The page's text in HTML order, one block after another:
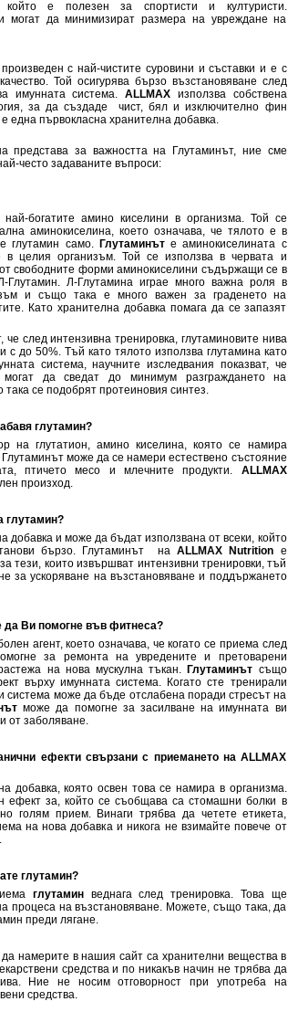
който е полезен за спортисти и културисти.
могат да минимизират размера на увреждане на
с най-чистите суровини и съставки и е с
Той осигурява бързо възстановяване след
имунната система.ALLMAX използва собствена
за да създаде чист, бял и изключително фин
една първокласна хранителна добавка.
представа за важността на Глутаминът, ние сме
често задаваните въпроси:
богатите амино киселини в организма. Той се
аминокиселина, което означава, че тялото е в
глутамин само.Глутаминъте аминокиселината с
в целия организъм. Той се използва в червата и
свободните форми аминокиселини съдържащи се в
Глутамин. Л-Глутамина играе много важна роля в
и също така е много важен за граденето на
Като хранителна добавка помага да се запазят
че след интензивна тренировка, глутаминовите нива
с до 50%. Тъй като тялото използва глутамина като
система, научните изследвания показват, че
могат да сведат до минимум разграждането на
така се подобрят протеиновия синтез.
глутамин?
на глутатион, амино киселина, която се намира
Глутаминът може да се намери естествено състояние
птичето месо и млечните продукти. ALLMAX
произход.
глутамин?
добавка и може да бъдат използвана от всеки, който
бързо. Глутаминът на ALLMAX Nutrition е
тези, които извършват интензивни тренировки, тъй
за ускоряване на възстановяване и поддържането
да Ви помогне във фитнеса?
агент, което означава, че когато се приема след
за ремонта на увредените и претоварени
на нова мускулна тъкан. Глутаминът също
върху имунната система. Когато сте тренирали
система може да бъде отслабена поради стресът на
може да помогне за засилване на имунната ви
от заболяване.
ефекти свързани с приемането на ALLMAX
добавка, която освен това се намира в организма.
ефект за, който се съобщава са стомашни болки в
голям прием. Винаги трябва да четете етикета,
на нова добавка и никога не взимайте повече от
глутамин?
глутамин веднага след тренировка. Това ще
процеса на възстановяване. Можете, също така, да
преди лягане.
намерите в нашия сайт са хранителни вещества в
средства и по никакъв начин не трябва да
Ние не носим отговорност при употреба на
средства.